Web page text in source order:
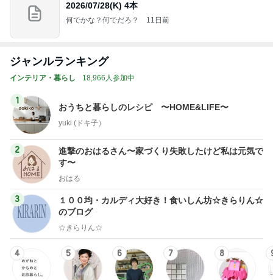
2026/07/28(K) 4本
何でかな？何でだろ？ 11日前
ジャンルランキング
インテリア・暮らし 18,966人参加中
1
おうちと暮らしのレシピ 〜HOME&LIFE〜
yuki (ドキ子）
2
進撃のおはるさん〜家づくり失敗したけど私は元気で
す〜
おはる
3
１００均・カルディ大好き！食いしん坊☆きらりん☆
のブログ
☆きらりん☆
4 5 6 7 8